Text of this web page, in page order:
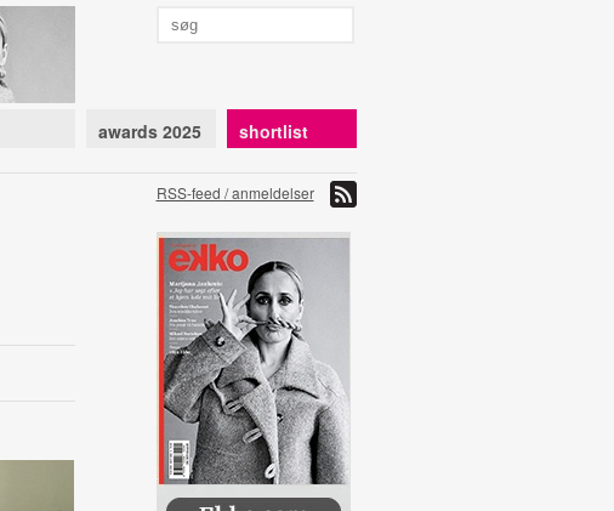
awards 2025 shortlist
RSS-feed / anmeldelser